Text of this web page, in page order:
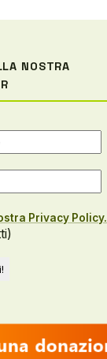
NOSTRA
Privacy Policy.